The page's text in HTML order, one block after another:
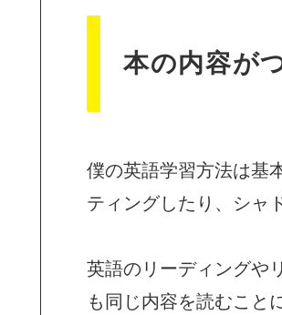
本の内容が
僕の英語学習方法は基
ティングしたり、シャ
英語のリーディングや
も同じ内容を読むこと